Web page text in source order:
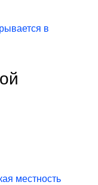
в
местность